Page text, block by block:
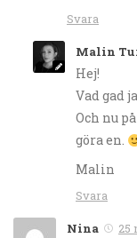
Svara
Malin
Hej!
Vad gad
Och nu
göra en.
Malin
Svara
Nina 25